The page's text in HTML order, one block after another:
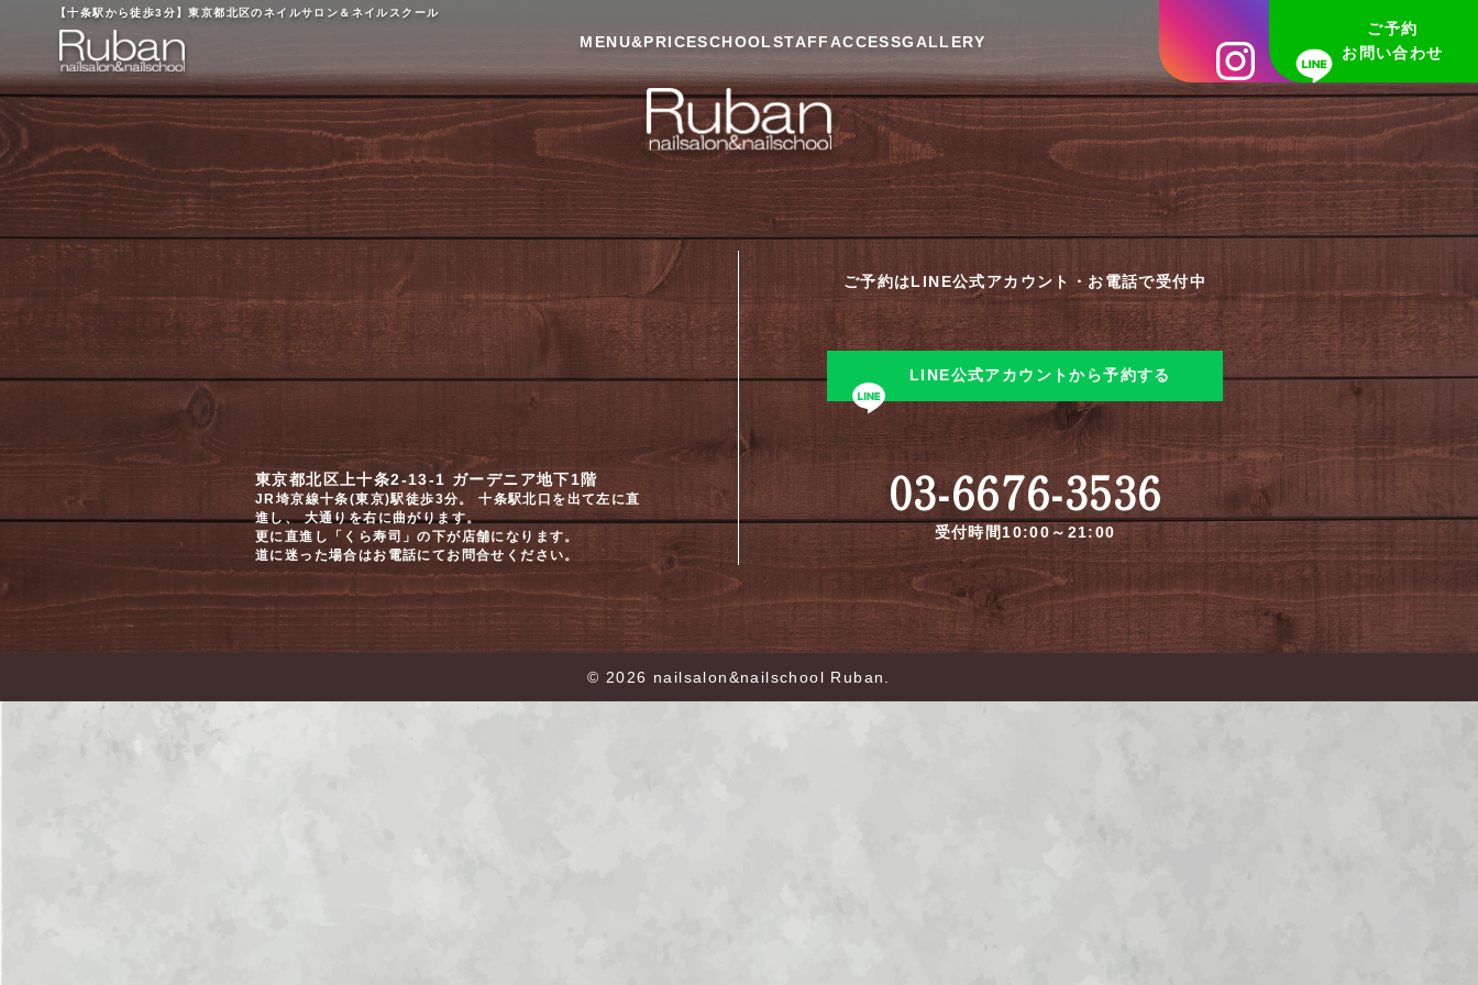
【十条駅から徒歩3分】東京都北区のネイルサロン＆ネイルスクール
MENU&PRICESCHOOLSTAFF ACCESSGALLERY
ご予約
お問い合わせ
東京都北区上十条2-13-1 ガーデニア地下1階
JR埼京線十条(東京)駅徒歩3分。 十条駅北口を出て左に直
進し、 大通りを右に曲がります。
更に直進し「くら寿司」の下が店舗になります。
道に迷った場合はお電話にてお問合せください。
ご予約はLINE公式アカウント・お電話で受付中
LINE公式アカウントから予約する
03-6676-3536
受付時間10:00～21:00
© 2026 nailsalon&nailschool Ruban.